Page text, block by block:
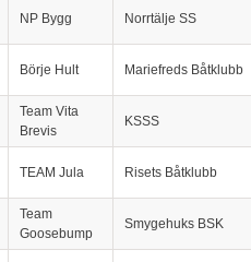
NP Bygg Norrtälje SS
Börje Hult Mariefreds Båtklubb
Team Vita
Brevis
KSSS
TEAM Jula Risets Båtklubb
Team
Goosebump
Smygehuks BSK